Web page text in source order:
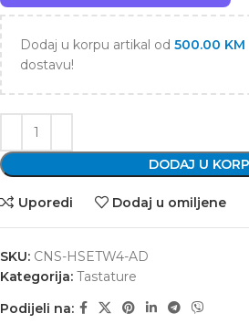
Dodaj u korpu artikal od 500.00 KM
dostavu!
DODAJ U
Uporedi Dodaj u omiljene
SKU: CNS-HSETW4-AD
Kategorija: Tastature
Podijeli na: